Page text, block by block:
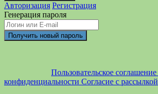
Авторизация Регистрация
Генерация пароля
Пользовательское соглашение
конфиденциальности Согласие с рассылкой